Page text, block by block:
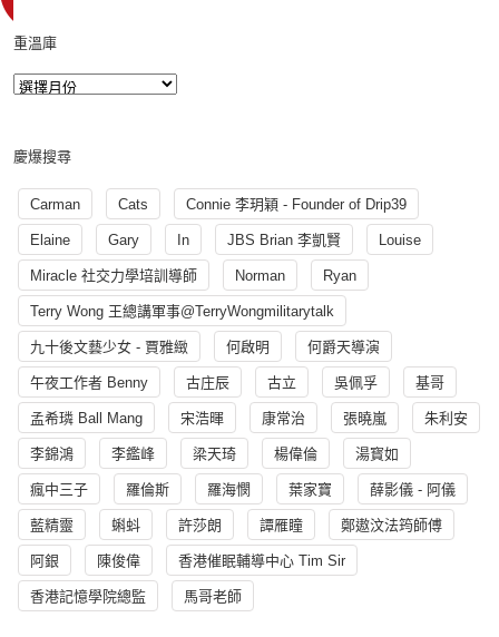
重溫庫
慶爆搜尋
Carman Cats Connie 李玥穎 - Founder of Drip39
Elaine Gary In JBS Brian 李凱賢 Louise
Miracle 社交力學培訓導師 Norman Ryan
Terry Wong 王總講軍事@TerryWongmilitarytalk
九十後文藝少女 - 賈雅緻 何啟明 何爵天導演
午夜工作者 Benny 古庄辰 古立 吳佩孚 基哥
孟希璘 Ball Mang 宋浩暉 康常治 張曉嵐 朱利安
李錦鴻 李鑑峰 梁天琦 楊偉倫 湯寳如
瘋中三子 羅倫斯 羅海憫 葉家寶 薛影儀 - 阿儀
藍精靈 蝌蚪 許莎朗 譚雁瞳 鄭遨汶法筠師傅
阿銀 陳俊偉 香港催眠輔導中心 Tim Sir
香港記憶學院總監 馬哥老師